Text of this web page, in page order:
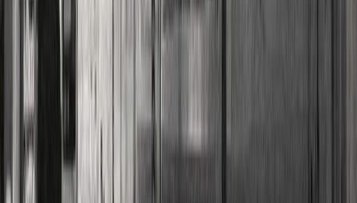
Εκδόσεις
Καστανιώτης
Περίληψη
ΚΡΑΤΙΚΟ ΒΡΑΒΕΙΟ ΜΥΘΙΣΤΟΡΗΜΑΤΟΣ Αυτή είναι η ιστορία